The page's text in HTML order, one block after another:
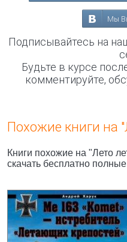
Мы
Подписывайтесь на
Будьте в курсе
комментируйте,
Похожие книги на
Книги похожие на "Лето
скачать бесплатно